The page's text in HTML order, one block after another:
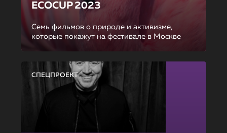
ECOCUP 2023
Семь фильмов о природе и активизме,
которые покажут на фестивале в Москве
СПЕЦПРОЕКТ